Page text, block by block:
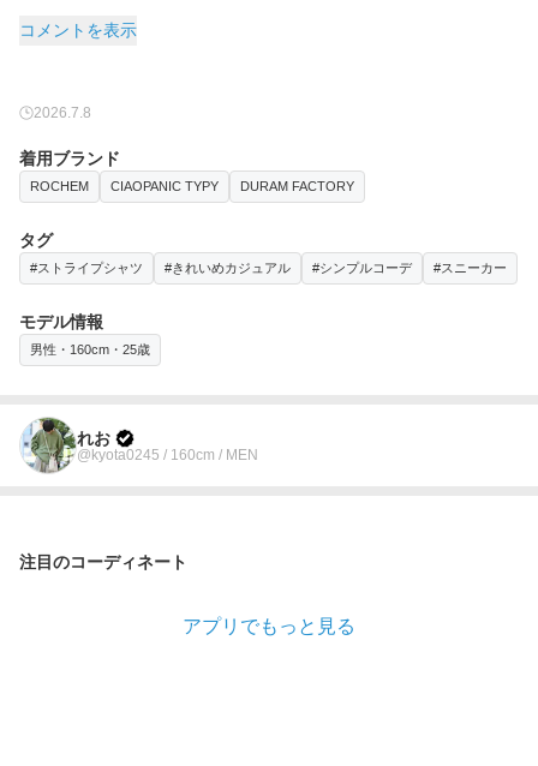
コメントを表示
2026.7.8
着用ブランド
ROCHEM CIAOPANIC TYPY DURAM FACTORY
タグ
#ストライプシャツ #きれいめカジュアル #シンプルコーデ #スニーカー
モデル情報
男性・160cm・25歳
れお
@kyota0245 / 160cm / MEN
注目のコーディネート
アプリでもっと見る